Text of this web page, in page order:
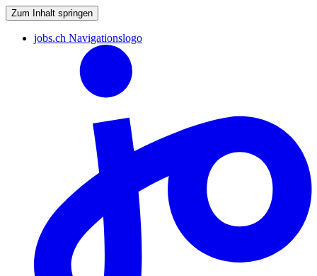
Zum Inhalt springen
jobs.ch Navigationslogo